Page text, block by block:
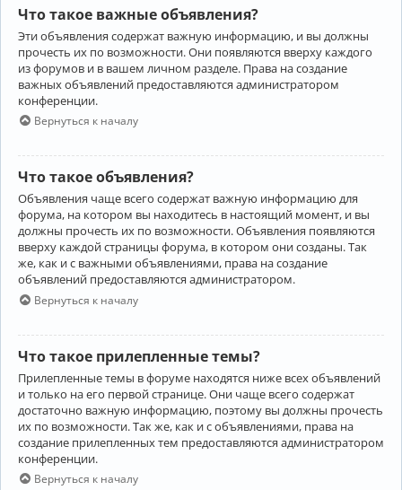
Что такое важные объявления?
Эти объявления содержат важную информацию, и вы должны
прочесть их по возможности. Они появляются вверху каждого
из форумов и в вашем личном разделе. Права на создание
важных объявлений предоставляются администратором
конференции.
Вернуться к началу
Что такое объявления?
Объявления чаще всего содержат важную информацию для
форума, на котором вы находитесь в настоящий момент, и вы
должны прочесть их по возможности. Объявления появляются
вверху каждой страницы форума, в котором они созданы. Так
же, как и с важными объявлениями, права на создание
объявлений предоставляются администратором.
Вернуться к началу
Что такое прилепленные темы?
Прилепленные темы в форуме находятся ниже всех объявлений
и только на его первой странице. Они чаще всего содержат
достаточно важную информацию, поэтому вы должны прочесть
их по возможности. Так же, как и с объявлениями, права на
создание прилепленных тем предоставляются администратором
конференции.
Вернуться к началу